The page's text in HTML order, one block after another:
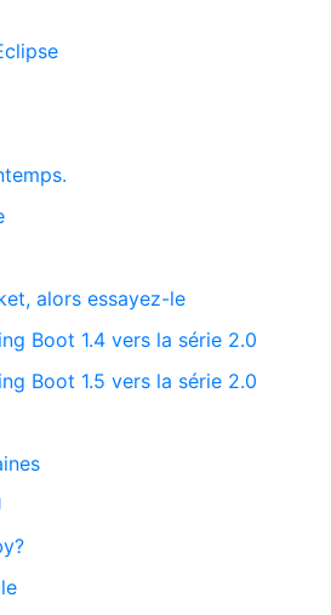
alors essayez-le
Boot 1.4 vers la série 2.0
Boot 1.5 vers la série 2.0